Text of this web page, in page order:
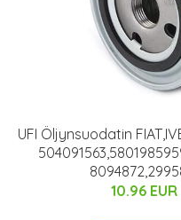
UFI Öljynsuodatin
10.96 EUR